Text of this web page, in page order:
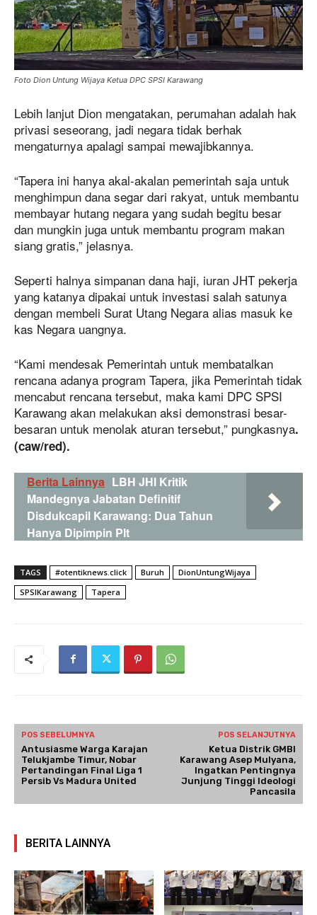
Foto Dion Untung Wijaya Ketua DPC SPSI Karawang
Lebih lanjut Dion mengatakan, perumahan adalah hak
privasi seseorang, jadi negara tidak berhak
mengaturnya apalagi sampai mewajibkannya.
“Tapera ini hanya akal-akalan pemerintah saja untuk
menghimpun dana segar dari rakyat, untuk membantu
membayar hutang negara yang sudah begitu besar
dan mungkin juga untuk membantu program makan
siang gratis,” jelasnya.
Seperti halnya simpanan dana haji, iuran JHT pekerja
yang katanya dipakai untuk investasi salah satunya
dengan membeli Surat Utang Negara alias masuk ke
kas Negara uangnya.
“Kami mendesak Pemerintah untuk membatalkan
rencana adanya program Tapera, jika Pemerintah tidak
mencabut rencana tersebut, maka kami DPC SPSI
Karawang akan melakukan aksi demonstrasi besar-
besaran untuk menolak aturan tersebut,” pungkasnya.
(caw/red).
Berita Lainnya LBH JHI Kritik
Mandegnya Jabatan Definitif
Disdukcapil Karawang: Dua Tahun
Hanya Dipimpin Plt
TAGS #otentiknews.click Buruh
DionUntungWijaya
SPSIKarawang
Tapera
POS SEBELUMNYA
Antusiasme Warga Karajan
Telukjambe Timur, Nobar
Pertandingan Final Liga 1
Persib Vs Madura United
POS SELANJUTNYA
Ketua Distrik GMBI
Karawang Asep Mulyana,
Ingatkan Pentingnya
Junjung Tinggi Ideologi
Pancasila
BERITA LAINNYA